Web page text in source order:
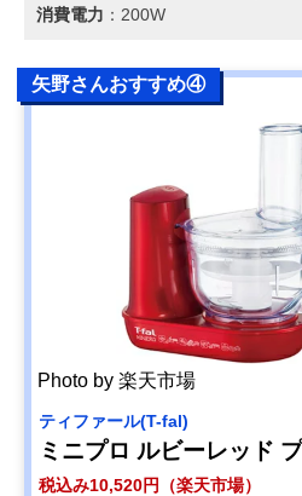
消費電力 ：200W
矢野さんおすすめ④
Photo by 楽天市場
ティファール(T-fal)
ミニプロ ルビーレッド
税込み10,520円（楽天市場）